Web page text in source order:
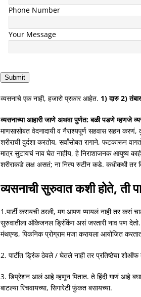
Phone Number
Your Message
Submit
व्यसनाचे एक नाही, हजारो प्रकार आहेत. 1) दारु 2)
व्यसनाच्या आहारी जाणे अथवा पुर्णत: बळी पडणे म्हणजे
माणसासोबत वेदनादायी व नैराश्यपूर्ण सहवास सहन
शरीराची दुर्दशा करतोय, सर्वांसोबत रागाने, फटकारून
मात्र सुटायचं नाव घेत नाहीय, हे निराशाजनक आयुष्य
शरीराकडे लक्ष असतं; ना नित्य रुटीन कडे. कधीकधी तर
व्यसनाची सुरुवात कशी होते, ती
1.पार्टी करायची ठरली, मग आपण प्यायलं नाही तर कसं
सुरुवातीला ऑकेजनल ड्रिंकिंग असं जरतारी नाव पण देतो.
मंथएन्ड, पिकनिक प्रोग्राम मजा करायला आयोजित
2. पार्टीत ड्रिंक ठेवले / घेतले नाही तर प्रतिष्ठेचा
3. डिप्रेशन आलं आहे म्हणून पितात. ते हिंदी गाणं आहे
बाटल्या रिचवायच्या, सिगारेटी फुंकत बसायच्या.